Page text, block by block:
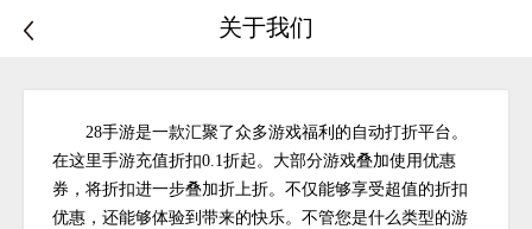
关于我们
28手游是一款汇聚了众多游戏福利的自动打折平台。
在这里手游充值折扣0.1折起。大部分游戏叠加使用优惠
券，将折扣进一步叠加折上折。不仅能够享受超值的折扣
优惠，还能够体验到带来的快乐。不管您是什么类型的游